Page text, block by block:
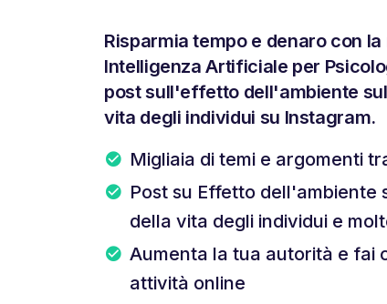
Risparmia tempo e denaro con
Intelligenza Artificiale per
post sull'effetto dell'ambiente
vita degli individui su Instagram.
Migliaia di temi e argomenti
Post su Effetto dell'ambiente
della vita degli individui e
Aumenta la tua autorità e fai
attività online